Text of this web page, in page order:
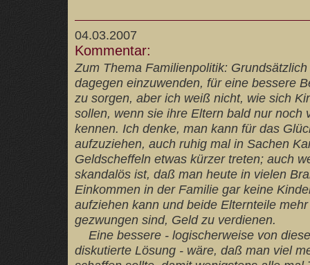
04.03.2007
Kommentar:
Zum Thema Familienpolitik:
dagegen einzuwenden, für eine bessere
zu sorgen, aber ich weiß nicht, wie sich
sollen, wenn sie ihre Eltern bald nur noch
kennen. Ich denke, man kann für das
aufzuziehen, auch ruhig mal in Sachen
Geldscheffeln etwas kürzer treten; auch
skandalös ist, daß man heute in vielen
Einkommen in der Familie gar keine
aufziehen kann und beide Elternteile
gezwungen sind, Geld zu verdienen.
Eine bessere - logischerweise von
diskutierte Lösung - wäre, daß man viel